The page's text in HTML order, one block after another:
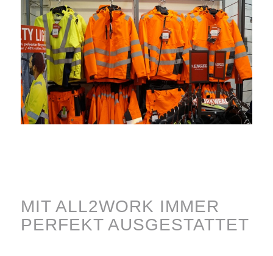
MIT ALL2WORK IMMER
PERFEKT AUSGESTATTET